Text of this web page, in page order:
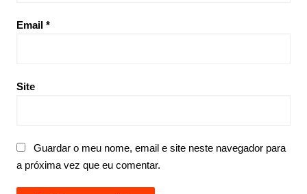
Email *
Site
Guardar o meu nome, email e site neste navegador para
a próxima vez que eu comentar.